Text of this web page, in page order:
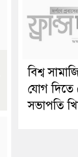
বিশ্ব
যোগ দিতে
সভাপতি